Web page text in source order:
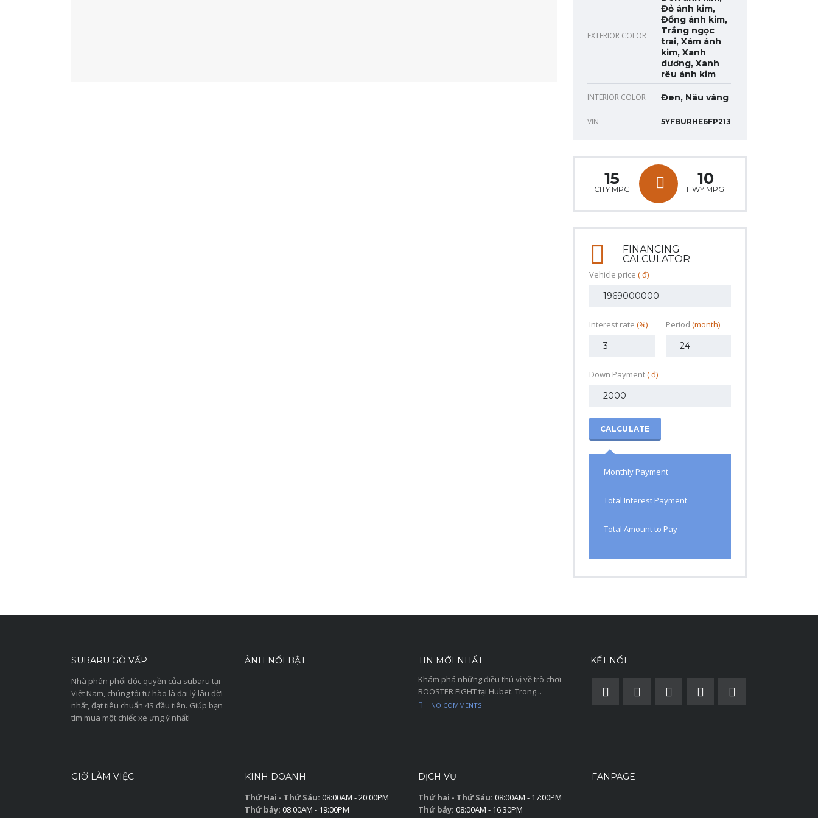
EXTERIOR COLOR
Đỏ ánh kim,
Đồng ánh kim,
Trắng ngọc
trai, Xám ánh
kim, Xanh
dương, Xanh
rêu ánh kim
INTERIOR COLOR Đen, Nâu vàng
VIN 5YFBURHE6FP213
15
CITY MPG
10
HWY MPG
FINANCING
CALCULATOR
Vehicle price ( đ)
Interest rate (%) Period (month)
Down Payment( đ)
CALCULATE
Monthly Payment
Total Interest Payment
Total Amount to Pay
SUBARU GÒ VẤP
Nhà phân phối độc quyền của subaru tại
Việt Nam, chúng tôi tự hào là đại lý lâu đời
nhất, đạt tiêu chuẩn 4S đầu tiên. Giúp bạn
tìm mua một chiếc xe ưng ý nhất!
ẢNH NỔI BẬT
TIN MỚI NHẤT
Khám phá những điều thú vị về trò chơi
ROOSTER FIGHT tại Hubet. Trong...
NO COMMENTS
KẾT NỐI
GIỜ LÀM VIỆC
KINH DOANH
Thứ Hai - Thứ Sáu: 08:00AM - 20:00PM
Thứ bảy: 08:00AM - 19:00PM
DỊCH VỤ
Thứ hai - Thứ Sáu: 08:00AM - 17:00PM
Thứ bảy: 08:00AM - 16:30PM
FANPAGE